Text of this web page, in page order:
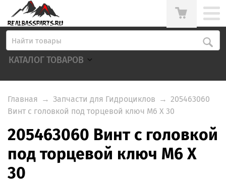
КАТАЛОГ ТОВАРОВ
Главная → Запчасти для Гидроциклов → 205463060
Винт с головкой под торцевой ключ M6 X 30
205463060 Винт с головкой
под торцевой ключ M6 X
30